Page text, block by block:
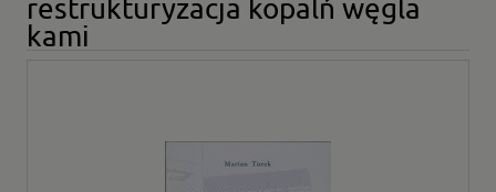
restrukturyzacja kopalń węgla
kami